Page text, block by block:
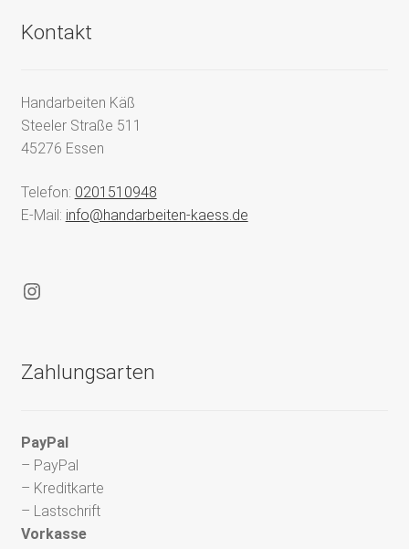
Kontakt
Handarbeiten Käß
Steeler Straße 511
45276 Essen
Telefon: 0201510948
E-Mail: info@handarbeiten-kaess.de
Instagram
Zahlungsarten
PayPal
– PayPal
– Kreditkarte
– Lastschrift
Vorkasse